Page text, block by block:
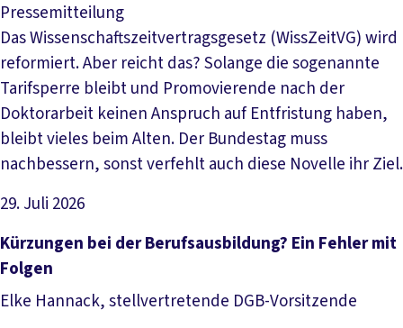
Pressemitteilung
Das Wissenschaftszeitvertragsgesetz (WissZeitVG) wird
reformiert. Aber reicht das? Solange die sogenannte
Tarifsperre bleibt und Promovierende nach der
Doktorarbeit keinen Anspruch auf Entfristung haben,
bleibt vieles beim Alten. Der Bundestag muss
nachbessern, sonst verfehlt auch diese Novelle ihr Ziel.
29. Juli 2026
Artikel lesen
Kürzungen bei der Berufsausbildung? Ein Fehler mit
Folgen
Elke Hannack, stellvertretende DGB-Vorsitzende